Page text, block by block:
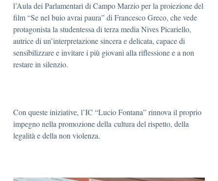
l’Aula dei Parlamentari di Campo Marzio per la proiezione del
film “Se nel buio avrai paura” di Francesco Greco, che vede
protagonista la studentessa di terza media Nives Picariello,
autrice di un’interpretazione sincera e delicata, capace di
sensibilizzare e invitare i più giovani alla riflessione e a non
restare in silenzio.
Con queste iniziative, l’IC “Lucio Fontana” rinnova il proprio
impegno nella promozione della cultura del rispetto, della
legalità e della non violenza.